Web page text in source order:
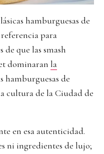
hamburguesas de
para
que las smash
dominaran la
hamburguesas de
cultura de la Ciudad de
en esa autenticidad.
ni ingredientes de lujo;